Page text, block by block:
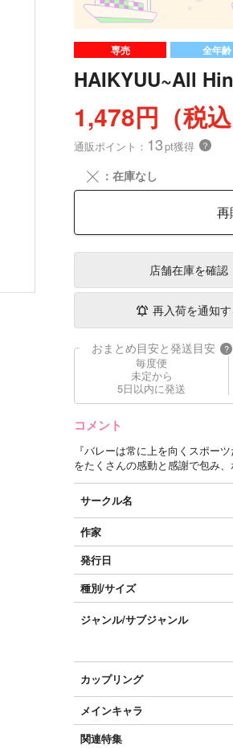
専売 全年齢
HAIKYUU~All
1,478円（税込
通販ポイント： 13pt獲得 ？
╳ ：在庫なし
再
店舗在庫を確認
再入荷を通知す
おまとめ目安と発送目安 ?
毎度便
未定から
5日以内に発送
コメント
『バレーは常に上を向くスポー
をたくさんの感動と感謝で包み
サークル名
作家
発行日
種別/サイズ
ジャンル/サブジャンル
カップリング
メインキャラ
関連特集